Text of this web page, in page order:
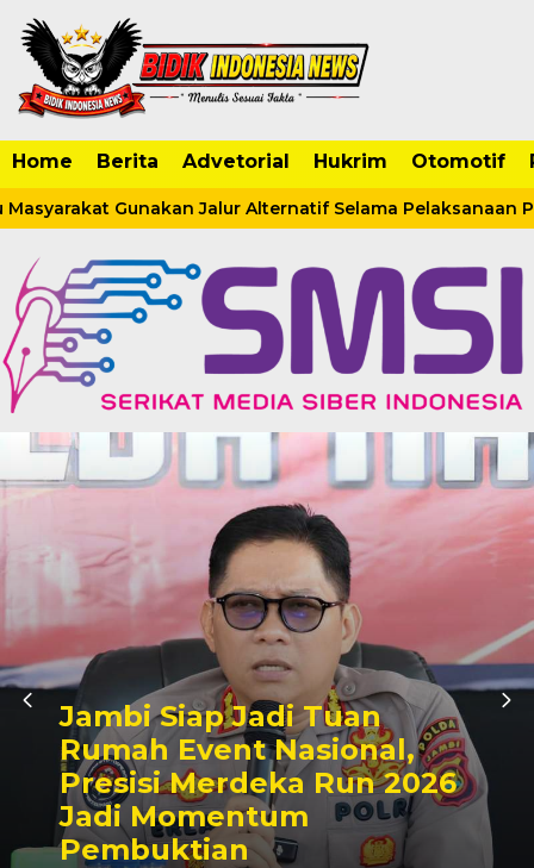
Home Berita Advetorial Hukrim Otomotif
Gunakan Jalur Alternatif Selama Pelaksanaan
Jambi Siap Jadi Tuan
Rumah Event Nasional,
Presisi Merdeka Run 2026
Jadi Momentum
Pembuktian